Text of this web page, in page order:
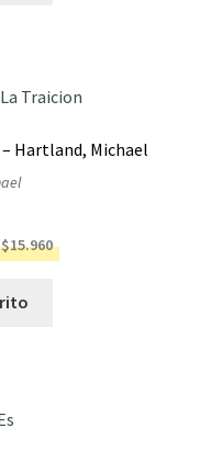
Hartland, Michael
$15.960